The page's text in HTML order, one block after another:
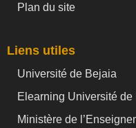
Plan du site
Liens utiles
Université de Bejaia
Elearning Université de
Ministère de